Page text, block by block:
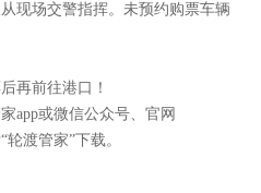
现场交警指挥。未预约购票车辆
再前往港口！
或微信公众号、官网
渡管家”下载。